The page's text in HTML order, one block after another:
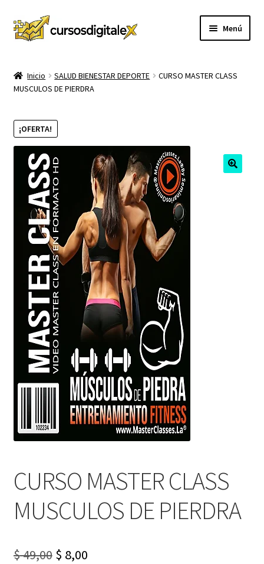
Ir
a
Ir
al
Menú
TIENDA
CURSOS
hijo
MEMBRESIA
MI CUENTA
CARRITO
CONTACTO
Inicio SALUD BIENESTAR DEPORTE
CURSO MASTER CLASS
MUSCULOS DE PIERDRA
¡OFERTA!
CURSO MASTER CLASS
MUSCULOS DE PIERDRA
$49,00 Original
$ 8,00Current